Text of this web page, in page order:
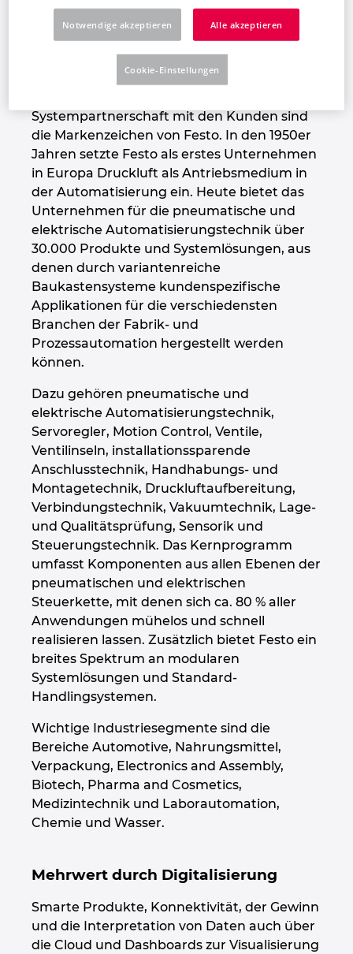
Produktivität – die Kernkompetenz
von Festo
Innovationen für höchstmögliche
Systempartnerschaft mit den Kunden sind
die Markenzeichen von Festo. In den 1950er
Jahren setzte Festo als erstes Unternehmen
in Europa Druckluft als Antriebsmedium in
der Automatisierung ein. Heute bietet das
Unternehmen für die pneumatische und
elektrische Automatisierungstechnik über
30.000 Produkte und Systemlösungen, aus
denen durch variantenreiche
Baukastensysteme kundenspezifische
Applikationen für die verschiedensten
Branchen der Fabrik- und
Prozessautomation hergestellt werden
können.
Dazu gehören pneumatische und
elektrische Automatisierungstechnik,
Servoregler, Motion Control, Ventile,
Ventilinseln, installationssparende
Anschlusstechnik, Handhabungs- und
Montagetechnik, Druckluftaufbereitung,
Verbindungstechnik, Vakuumtechnik, Lage-
und Qualitätsprüfung, Sensorik und
Steuerungstechnik. Das Kernprogramm
umfasst Komponenten aus allen Ebenen der
pneumatischen und elektrischen
Steuerkette, mit denen sich ca. 80 % aller
Anwendungen mühelos und schnell
realisieren lassen. Zusätzlich bietet Festo ein
breites Spektrum an modularen
Systemlösungen und Standard-
Handlingsystemen.
Wichtige Industriesegmente sind die
Bereiche Automotive, Nahrungsmittel,
Verpackung, Electronics and Assembly,
Biotech, Pharma and Cosmetics,
Medizintechnik und Laborautomation,
Chemie und Wasser.
Mehrwert durch Digitalisierung
Smarte Produkte, Konnektivität, der Gewinn
und die Interpretation von Daten auch über
die Cloud und Dashboards zur Visualisierung
Italien
Japan
Kanada
Kolumbien
Kroatien
Litauen
Luxemburg
Malaysia
Mexiko
Neuseeland
Niederlande
Norwegen
Österreich
Peru
Philippinen
Portugal
Rumänien
Schweiz
Serbien
Notwendige akzeptieren Alle akzeptieren
Cookie-Einstellungen